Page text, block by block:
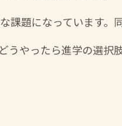
課題になっています
やったら進学の選択